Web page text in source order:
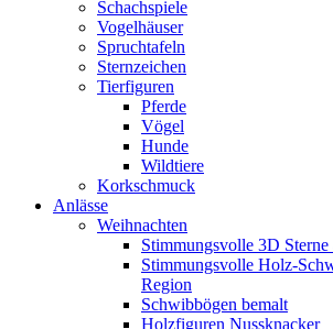
Schachspiele
Vogelhäuser
Spruchtafeln
Sternzeichen
Tierfiguren
Pferde
Vögel
Hunde
Wildtiere
Korkschmuck
Anlässe
Weihnachten
Stimmungsvolle 3D Sterne
Stimmungsvolle Holz-
Region
Schwibbögen bemalt
Holzfiguren Nussknacker